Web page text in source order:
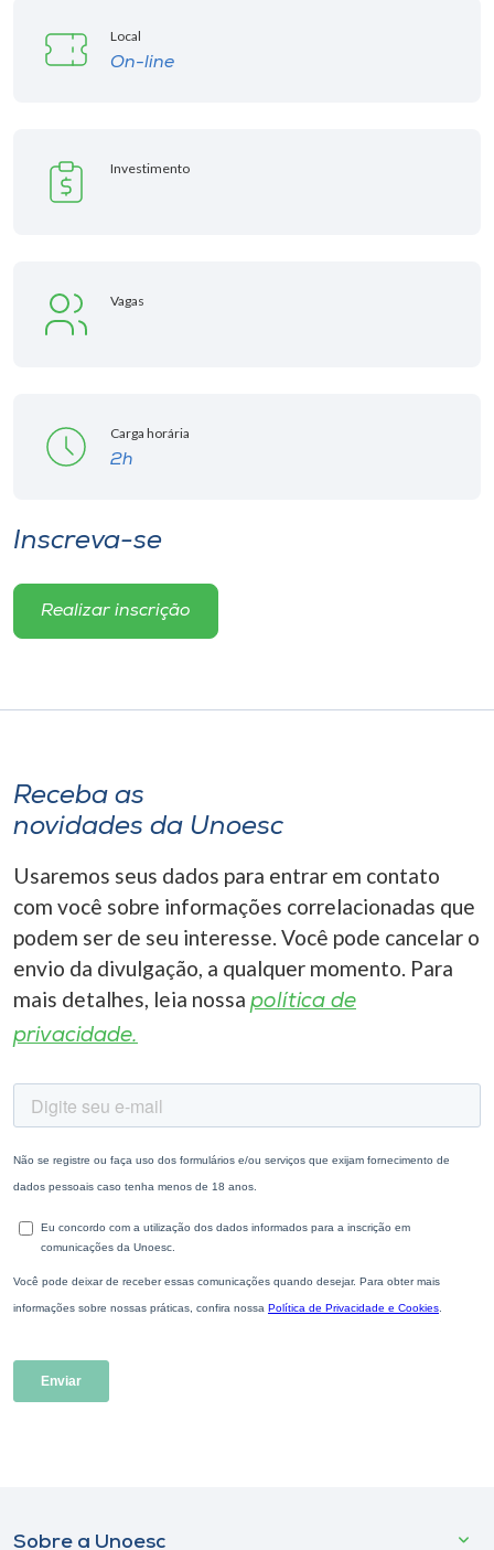
Local
On-line
Investimento
Vagas
Carga horária
2h
Inscreva-se
Realizar inscrição
Receba as
novidades da Unoesc
Usaremos seus dados para entrar em contato
com você sobre informações correlacionadas que
podem ser de seu interesse. Você pode cancelar o
envio da divulgação, a qualquer momento. Para
mais detalhes, leia nossa política de
privacidade.
Sobre a Unoesc